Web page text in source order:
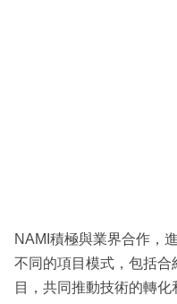
NAMI積極與業界合作，
不同的項目模式，包括
目，共同推動技術的轉化